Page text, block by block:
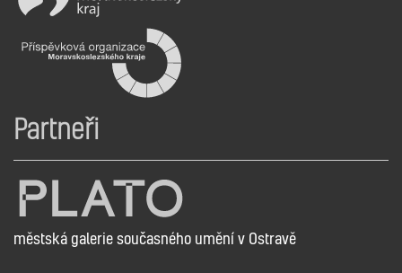
Partneři
městská galerie současného umění v Ostravě